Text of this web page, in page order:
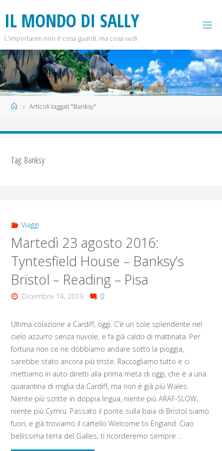
contenuto
IL MONDO DI SALLY
L'importante non è cosa guardi, ma cosa vedi
HomeArticoli taggati "Banksy"
Tag: Banksy
Viaggi
Martedì 23 agosto 2016:
Tyntesfield House – Banksy’s
Bristol – Reading – Pisa
Dicembre 14, 2019 0
Ultima colazione a Cardiff, oggi. C’è un sole splendente nel
cielo azzurro senza nuvole, e fa già caldo di mattinata. Per
fortuna non ce ne dobbiamo andare sotto la pioggia,
sarebbe stato ancora più triste. Raccogliamo tutto e ci
mettiamo in auto diretti alla prima meta di oggi, che è a una
quarantina di miglia da Cardiff, ma non è già più Wales.
Niente più scritte in doppia lingua, niente più ARAF-SLOW,
niente più Cymru. Passato il ponte sulla baia di Bristol siamo
fuori, e già troviamo il cartello Welcome to England. Ciao
bellissima terra del Galles, ti ricorderemo sempre …